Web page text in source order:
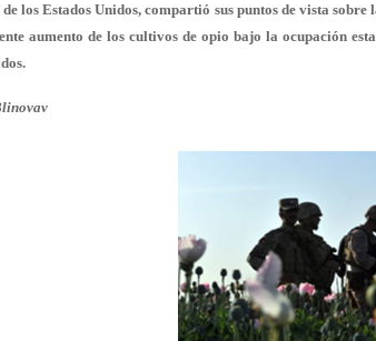
los Estados Unidos, compartió sus puntos de vista sobre
aumento de los cultivos de opio bajo la ocupación